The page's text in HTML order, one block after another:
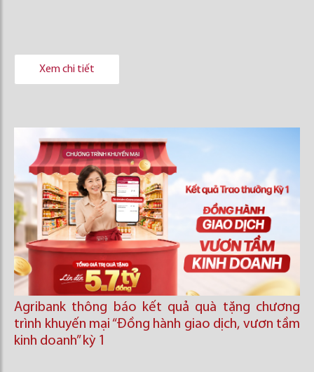
Xem chi tiết
Agribank thông báo kết quả quà tặng chương
trình khuyến mại “Đồng hành giao dịch, vươn tầm
kinh doanh’’ kỳ 1